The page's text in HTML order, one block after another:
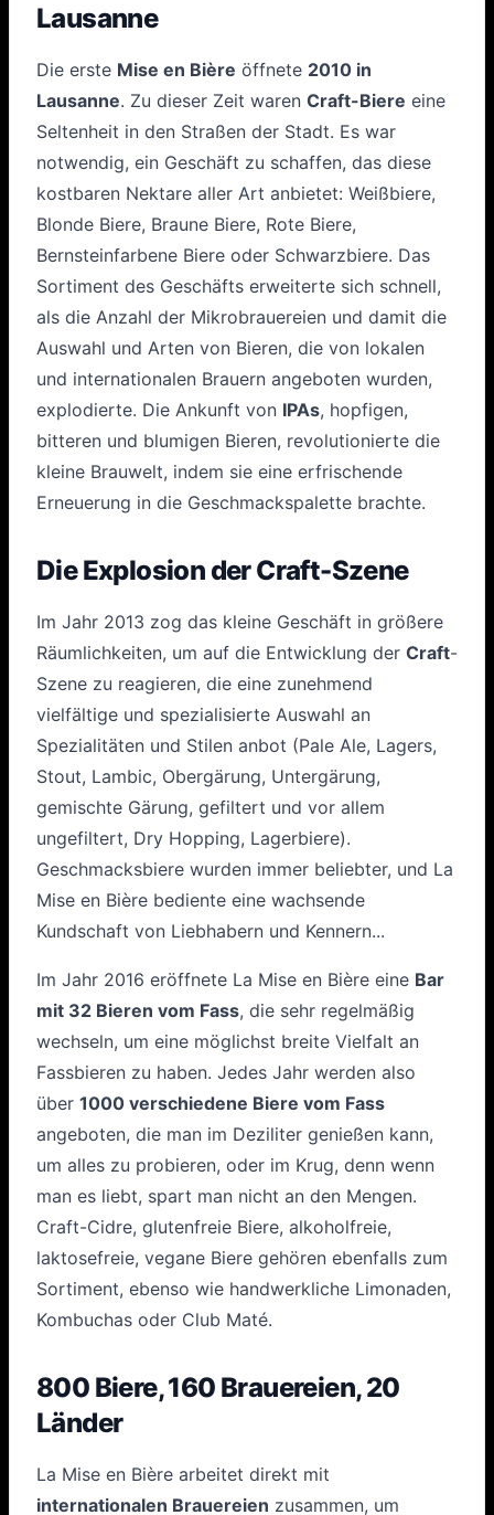
Lausanne
Die erste Mise en Bière öffnete 2010 in
Lausanne. Zu dieser Zeit waren Craft-Biere eine
Seltenheit in den Straßen der Stadt. Es war
notwendig, ein Geschäft zu schaffen, das diese
kostbaren Nektare aller Art anbietet: Weißbiere,
Blonde Biere, Braune Biere, Rote Biere,
Bernsteinfarbene Biere oder Schwarzbiere. Das
Sortiment des Geschäfts erweiterte sich schnell,
als die Anzahl der Mikrobrauereien und damit die
Auswahl und Arten von Bieren, die von lokalen
und internationalen Brauern angeboten wurden,
explodierte. Die Ankunft von IPAs, hopfigen,
bitteren und blumigen Bieren, revolutionierte die
kleine Brauwelt, indem sie eine erfrischende
Erneuerung in die Geschmackspalette brachte.
Die Explosion der Craft-Szene
Im Jahr 2013 zog das kleine Geschäft in größere
Räumlichkeiten, um auf die Entwicklung der Craft-
Szene zu reagieren, die eine zunehmend
vielfältige und spezialisierte Auswahl an
Spezialitäten und Stilen anbot (Pale Ale, Lagers,
Stout, Lambic, Obergärung, Untergärung,
gemischte Gärung, gefiltert und vor allem
ungefiltert, Dry Hopping, Lagerbiere).
Geschmacksbiere wurden immer beliebter, und La
Mise en Bière bediente eine wachsende
Kundschaft von Liebhabern und Kennern...
Im Jahr 2016 eröffnete La Mise en Bière eine Bar
mit 32 Bieren vom Fass, die sehr regelmäßig
wechseln, um eine möglichst breite Vielfalt an
Fassbieren zu haben. Jedes Jahr werden also
über 1000 verschiedene Biere vom Fass
angeboten, die man im Deziliter genießen kann,
um alles zu probieren, oder im Krug, denn wenn
man es liebt, spart man nicht an den Mengen.
Craft-Cidre, glutenfreie Biere, alkoholfreie,
laktosefreie, vegane Biere gehören ebenfalls zum
Sortiment, ebenso wie handwerkliche Limonaden,
Kombuchas oder Club Maté.
800 Biere, 160 Brauereien, 20
Länder
La Mise en Bière arbeitet direkt mit
internationalen Brauereien zusammen, um